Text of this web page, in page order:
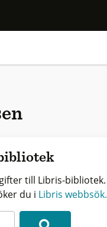
till Libris-bibliotek.
du i Libris webbsök.